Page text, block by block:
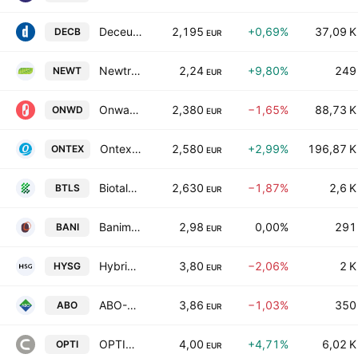
DECB Deceuninck nv 2,195 EUR +0,69% 37,09 K
NEWT Newtree Societe Anonyme 2,24 EUR +9,80% 249
ONWD Onward Medical N.V. 2,380 EUR −1,65% 88,73 K
ONTEX Ontex Group N.V. 2,580 EUR +2,99% 196,87 K
BTLS Biotalys NV 2,630 EUR −1,87% 2,6 K
BANI Banimmo SA 2,98 EUR 0,00% 291
HYSG Hybrid Software Group PLC 3,80 EUR −2,06% 2 K
ABO ABO-Group Environment NV 3,86 EUR −1,03% 350
OPTI OPTION 4,00 EUR +4,71% 6,02 K